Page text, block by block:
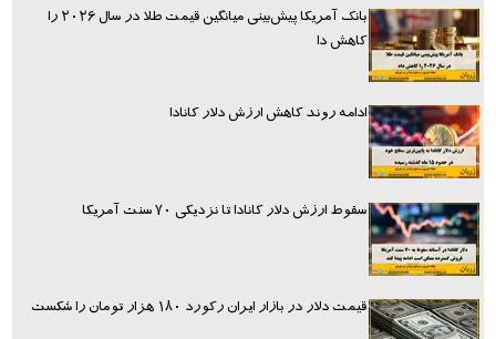
بانک آمریکا پیش‌بینی میانگین قیمت طلا در سال ۲۰۲۶ را
کاهش دا
ادامه روند کاهش ارزش دلار کانادا
سقوط ارزش دلار کانادا تا نزدیکی ۷۰ سنت آمریکا
قیمت دلار در بازار ایران رکورد ۱۸۰ هزار تومان را شکست